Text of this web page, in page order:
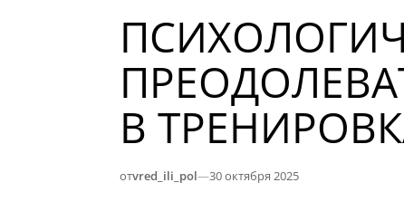
В
отvred_ili_pol—30 октября 2025